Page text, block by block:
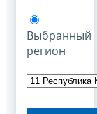
Выбранный
регион